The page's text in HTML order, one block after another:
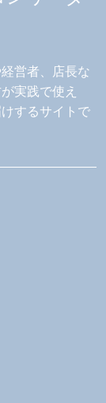
営者、店長な
実践で使え
するサイトで